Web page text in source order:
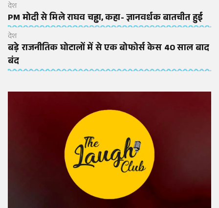
देश
PM मोदी से मिले राघव चड्ढा, कहा- ज्ञानवर्धक बातचीत हुई
देश
बड़े राजनीतिक घोटालों में से एक बोफोर्स केस 40 साल बाद
बंद